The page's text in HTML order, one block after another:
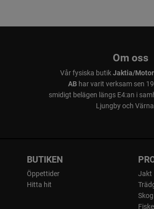
Om oss
Vår fysiska butikJaktia/
AB har varit verksam sen
smidigt belägen längs E4:an i
Ljungby och
BUTIKEN
Öppettider
Hitta hit
Jakt
Skog
Fiske